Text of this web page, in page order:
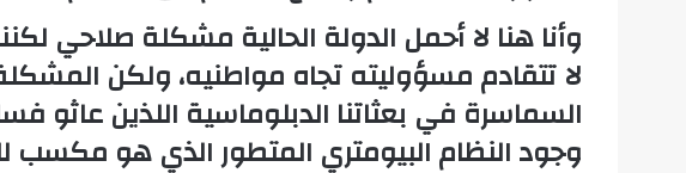
وأنا هنا لا أحمل الدولة الحالية مشكلة صلاحي
لا تتقادم مسؤوليته تجاه مواطنيه، ولكن
السماسرة في بعثاتنا الدبلوماسية اللذين عاثو
وجود النظام البيومتري المتطور الذي هو